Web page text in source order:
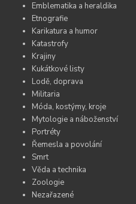
Emblematika a heraldika
Etnografie
Karikatura a humor
Katastrofy
Krajiny
Kukátkové listy
Lodě, doprava
Militaria
Móda, kostýmy, kroje
Mytologie a náboženství
Portréty
Řemesla a povolání
Smrt
Věda a technika
Zoologie
Nezařazené